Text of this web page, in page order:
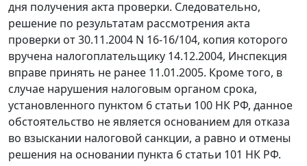
дня получения акта проверки. Следовательно,
решение по результатам рассмотрения акта
проверки от 30.11.2004 N 16-16/104, копия которого
вручена налогоплательщику 14.12.2004, Инспекция
вправе принять не ранее 11.01.2005. Кроме того, в
случае нарушения налоговым органом срока,
установленного пунктом 6 статьи 100 НК РФ, данное
обстоятельство не является основанием для отказа
во взыскании налоговой санкции, а равно и отмены
решения на основании пункта 6 статьи 101 НК РФ.